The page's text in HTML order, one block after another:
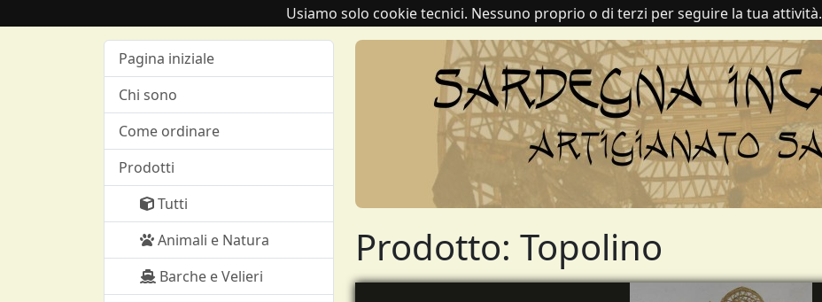
Usiamo solo cookie tecnici. Nessuno proprio o di terzi per seguire la tua attività.
Pagina iniziale
Chi sono
Come ordinare
Prodotti
Tutti
Animali e Natura
Barche e Velieri
Prodotto: Topolino